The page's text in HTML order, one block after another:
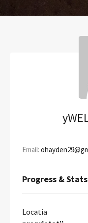
Email:
Progress & Stats
Locatia